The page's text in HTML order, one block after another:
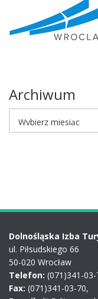
Archiwum
Dolnośląska Izba
ul. Piłsudskiego 66
50-020 Wrocław
Telefon: (071)341-03-
Fax: (071)341-03-70,